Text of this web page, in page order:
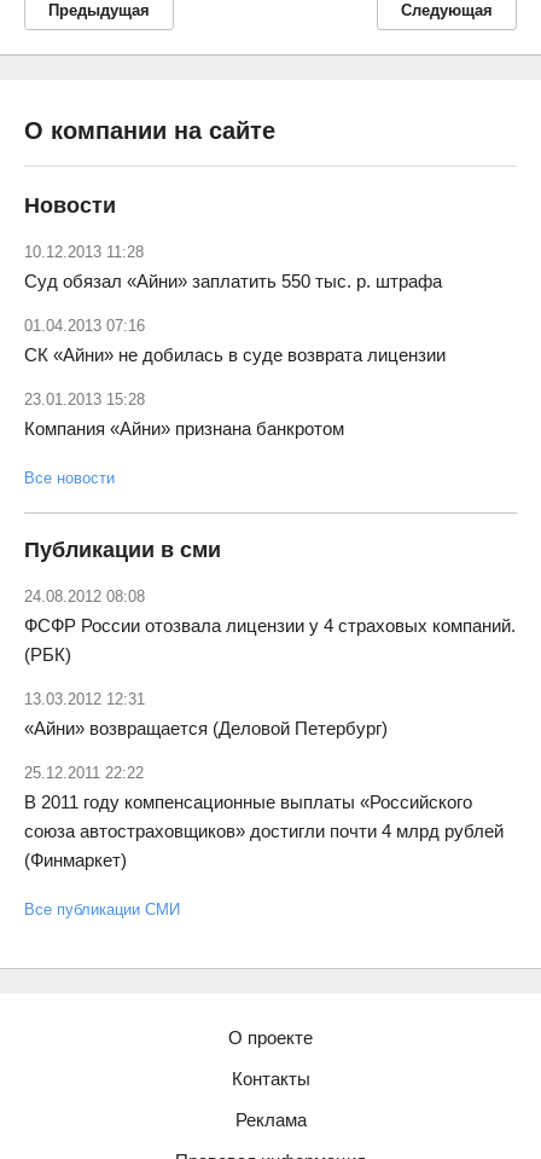
Предыдущая Следующая
О компании на сайте
Новости
10.12.2013 11:28
Суд обязал «Айни» заплатить 550 тыс. р. штрафа
01.04.2013 07:16
СК «Айни» не добилась в суде возврата лицензии
23.01.2013 15:28
Компания «Айни» признана банкротом
Все новости
Публикации в сми
24.08.2012 08:08
ФСФР России отозвала лицензии у 4 страховых компаний.
(РБК)
13.03.2012 12:31
«Айни» возвращается (Деловой Петербург)
25.12.2011 22:22
В 2011 году компенсационные выплаты «Российского
союза автостраховщиков» достигли почти 4 млрд рублей
(Финмаркет)
Все публикации СМИ
О проекте
Контакты
Реклама